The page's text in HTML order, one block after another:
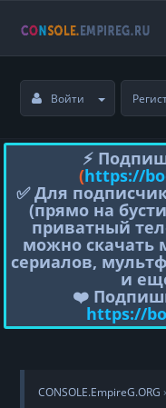
Войти
⚡️
(https://
✅ Для
(прямо на
приватный
можно скачать
сериалов,
и
❤️
https://
CONSOLE.EmpireG.ORG